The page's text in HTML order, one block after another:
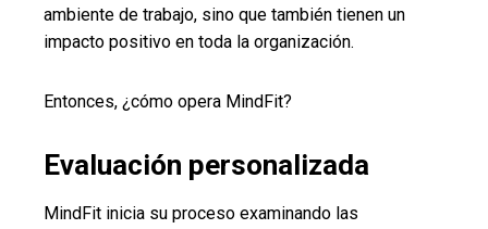
ambiente de trabajo, sino que también tienen un
impacto positivo en toda la organización.
Entonces, ¿cómo opera MindFit?
Evaluación personalizada
MindFit inicia su proceso examinando las